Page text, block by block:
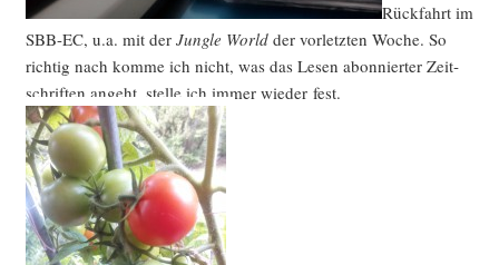
Rück­fahrt im
SBB-EC, u.a. mit der Jungle Worldder vor­letz­ten Woche. So
rich­tig nach kom­me ich nicht, was das Lesen abon­nier­ter Zeit­
schrif­ten angeht, stel­le ich immer wie­der fest.